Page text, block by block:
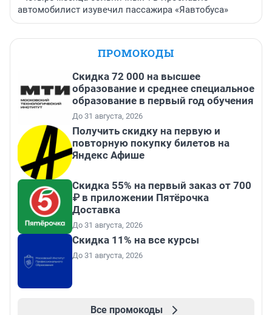
автомобилист изувечил пассажира «Яавтобуса»
ПРОМОКОДЫ
Скидка 72 000 на высшее
образование и среднее специальное
образование в первый год обучения
До 31 августа, 2026
Получить скидку на первую и
повторную покупку билетов на
Яндекс Афише
Скидка 55% на первый заказ от 700
₽ в приложении Пятёрочка
Доставка
До 31 августа, 2026
Скидка 11% на все курсы
До 31 августа, 2026
Все промокоды